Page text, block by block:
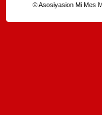
© Asosiyasion Mi Mes